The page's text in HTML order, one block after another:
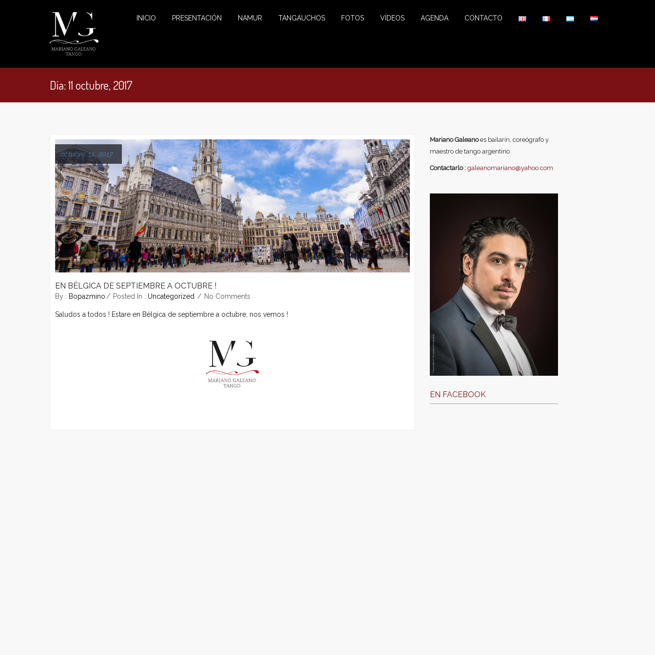
INICIO PRESENTACIÓN NAMUR TANGAUCHOS FOTOS VÍDEOS AGENDA CONTACTO
Día:11 octubre, 2017
octubre 11, 2017
EN BÉLGICA DE SEPTIEMBRE A OCTUBRE !
By : Bopazmino Posted In : Uncategorized No Comments
Saludos a todos ! Estare en Bélgica de septiembre a octubre, nos vemos !
Mariano Galeanoes bailarín, coreógrafo y
maestro de tango argentino.
Contactarlo : galeanomariano@yahoo.com
EN FACEBOOK